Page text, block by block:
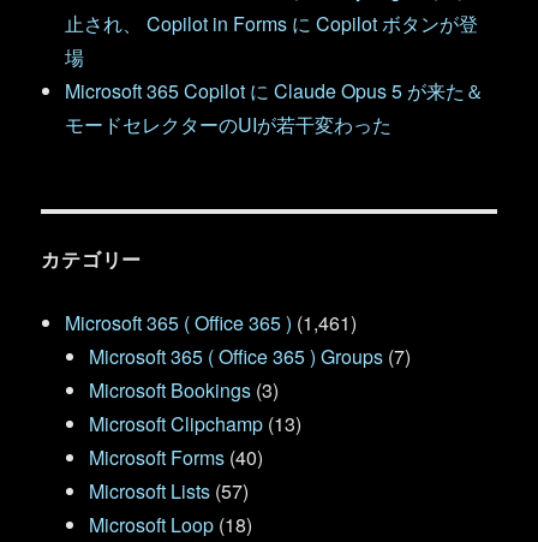
止され、 Copilot in Forms に Copilot ボタンが登
場
Microsoft 365 Copilot に Claude Opus 5 が来た＆
モードセレクターのUIが若干変わった
カテゴリー
Microsoft 365 ( Office 365 ) (1,461)
Microsoft 365 ( Office 365 ) Groups (7)
Microsoft Bookings (3)
Microsoft Clipchamp (13)
Microsoft Forms (40)
Microsoft Lists (57)
Microsoft Loop (18)